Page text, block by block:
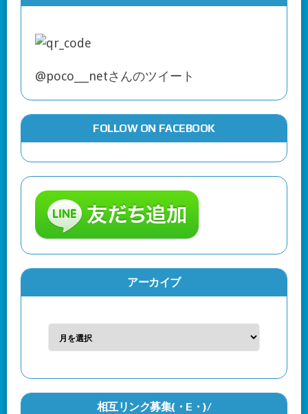
@poco___netさんのツイート
FOLLOW ON FACEBOOK
アーカイブ
相互リンク募集(・Ε・)/